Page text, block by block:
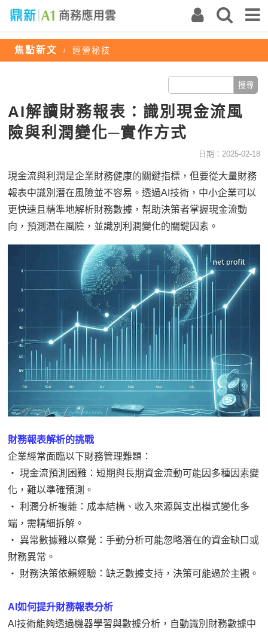
焦點新文 / 經營秘技
AI解讀財務報表：識別現金流風
險與利潤變化─實作方式
日期：2025-02-18
現金流與利潤是企業財務健康的關鍵指標，但要從大量財務
報表中識別潛在風險並不容易。透過AI技術，中小企業可以
更快速且精準地解析財務數據，幫助決策者掌握現金流動
向，預測潛在風險，並識別利潤變化的關鍵因素。
財務報表解析的挑戰
企業經常面臨以下財務管理難題：
‧ 現金流預測困難：短期與長期資金流動可能因多種因素變
化，難以準確預測。
‧ 利潤分析複雜：成本結構、收入來源與支出模式變化多
端，需精細拆解。
‧ 異常數據難以察覺：手動分析可能忽略潛在的資金缺口或
財務異常。
‧ 財務決策依賴經驗：缺乏數據支持，決策可能過於主觀。
AI如何提升財務報表分析
AI技術能夠透過機器學習與數據分析，自動識別財務數據中